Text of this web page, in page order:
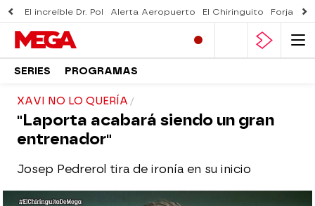
El increíble Dr. Pol Alerta Aeropuerto El Chiringuito Forjado
SERIES PROGRAMAS
XAVI NO LO QUERÍA
"Laporta acabará siendo un gran
entrenador"
Josep Pedrerol tira de ironía en su inicio